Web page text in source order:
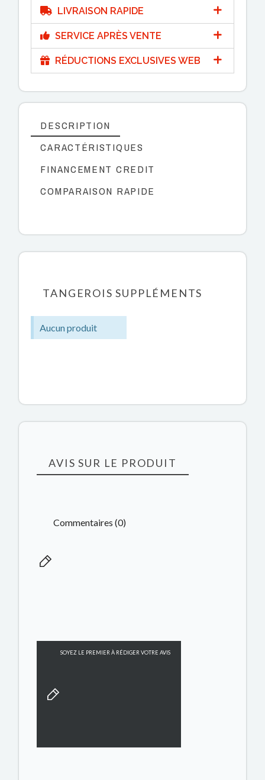
LIVRAISON RAPIDE
SERVICE APRÈS VENTE
RÉDUCTIONS EXCLUSIVES WEB
DESCRIPTION
CARACTÉRISTIQUES
FINANCEMENT CREDIT
COMPARAISON RAPIDE
TANGEROIS SUPPLÉMENTS
Aucun produit
AVIS SUR LE PRODUIT
Commentaires (0)
SOYEZ LE PREMIER À RÉDIGER VOTRE AVIS